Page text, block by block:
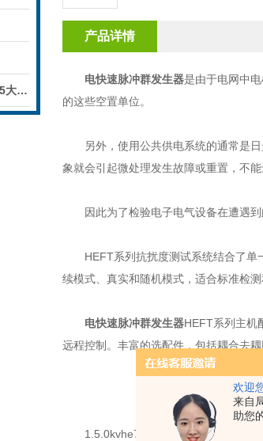
欢迎
来自
助您
万能材料试验机厂家怎么选？5大核心参数详解与楚英豪YHT方案推荐
产品详情
电快速脉冲群发生器是由于电网中
的这些空置单位。
另外，使用公共供电系统的通常是日
象就会引起微处理发生故障或重置，不能
因此为了检验电子电气设备在遭遇到
HEFT系列抗扰度测试系统结合了单
续模式、真实和随机模式，适合标准检测
电快速脉冲群发生器HEFT系列主机
远程控制。丰富的选配件，包括耦合去
1.5.0kvhe7.0kvmaichongdianya脉冲